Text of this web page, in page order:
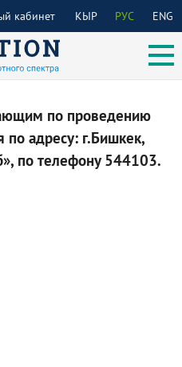
КЫР РУС ENG
кабинет
по проведению
по адресу: г.Бишкек,
по телефону 544103.